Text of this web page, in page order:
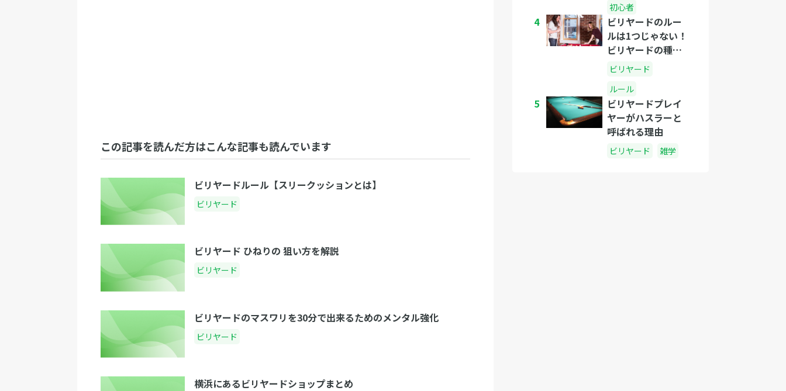
この記事を読んだ方はこんな記事も読んでいます
ビリヤードルール【スリークッションとは】
ビリヤード
ビリヤード ひねりの 狙い方を解説
ビリヤード
ビリヤードのマスワリを30分で出来るためのメンタル強化
ビリヤード
横浜にあるビリヤードショップまとめ
初心者
4
ビリヤードのルー
ルは1つじゃない！
ビリヤードの種類
とルールの紹介
ビリヤード
ルール
5
ビリヤードプレイ
ヤーがハスラーと
呼ばれる理由
ビリヤード 雑学